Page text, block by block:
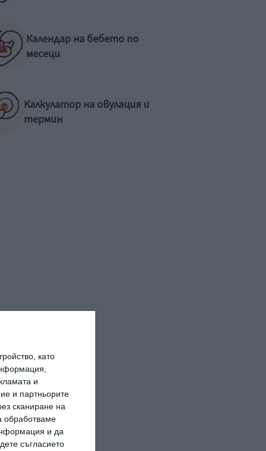
като
и
и партньорите
сканиране на
обработваме
и да
съгласието
Календар на бебето по
месеци
Калкулатор на овулация и
термин